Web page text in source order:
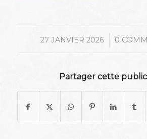
27 JANVIER 2026
/ 0
Partager cette